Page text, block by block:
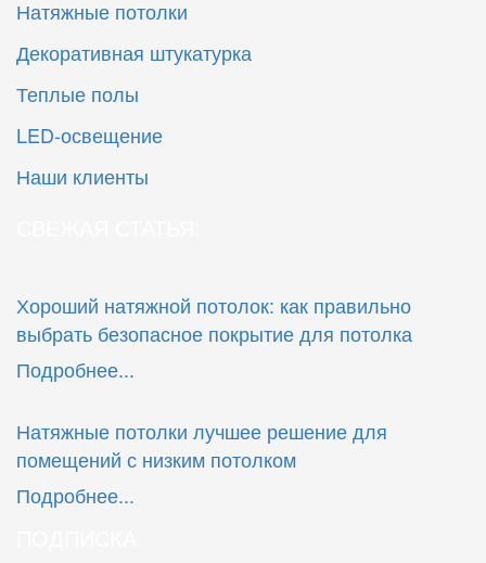
Натяжные потолки
Декоративная штукатурка
Теплые полы
LED-освещение
Наши клиенты
Хороший натяжной потолок: как правильно
выбрать безопасное покрытие для потолка
Подробнее...
Натяжные потолки лучшее решение для
помещений с низким потолком
Подробнее...